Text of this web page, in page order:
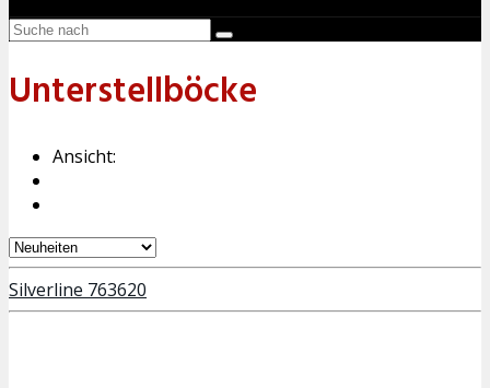
Unterstellböcke
Ansicht:
Silverline 763620